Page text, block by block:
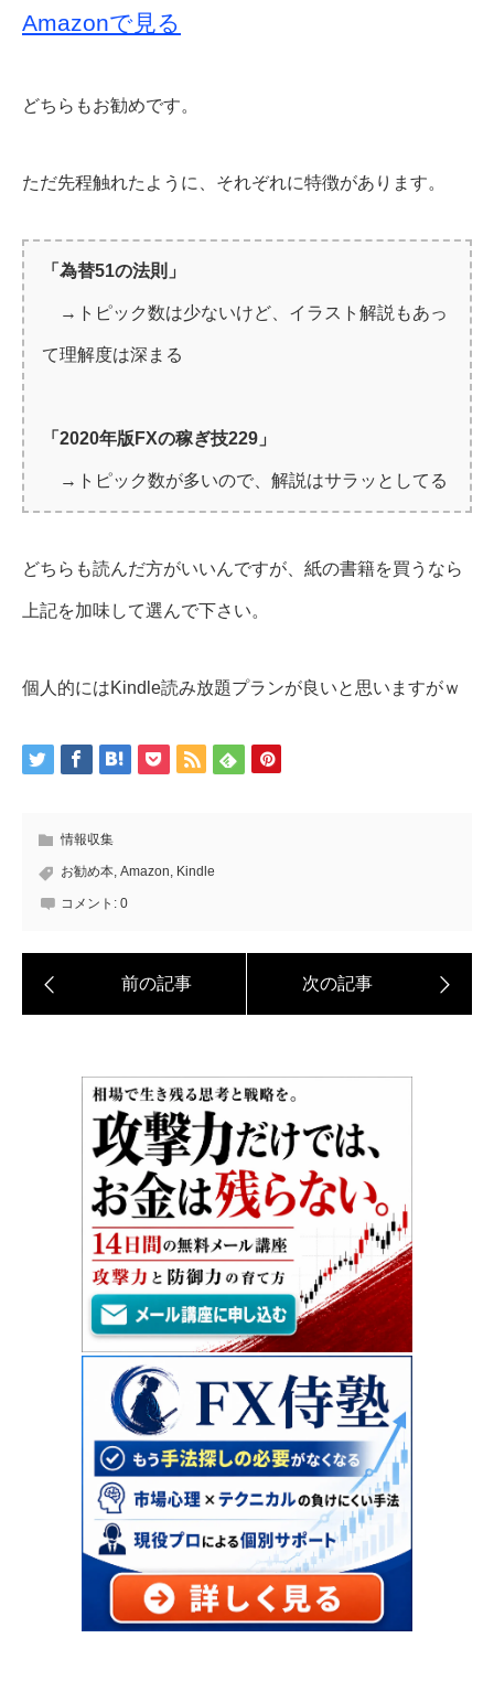
Amazonで見る
どちらもお勧めです。
ただ先程触れたように、それぞれに特徴があります。
「為替51の法則」
→トピック数は少ないけど、イラスト解説もあっ
て理解度は深まる
「2020年版FXの稼ぎ技229」
→トピック数が多いので、解説はサラッとしてる
どちらも読んだ方がいいんですが、紙の書籍を買うなら
上記を加味して選んで下さい。
個人的にはKindle読み放題プランが良いと思いますがｗ
情報収集
お勧め本 Amazon Kindle
コメント: 0